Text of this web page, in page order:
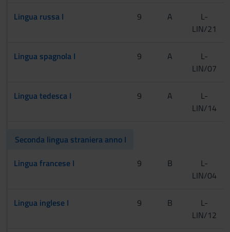
Lingua russa I 9 A
L-
LIN/21
Lingua spagnola I 9 A
L-
LIN/07
Lingua tedesca I 9 A
L-
LIN/14
Seconda lingua straniera anno I
Lingua francese I
9 B
L-
LIN/04
Lingua inglese I 9 B
L-
LIN/12